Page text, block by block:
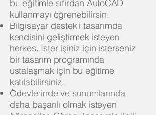
bu eğitimle sıfırdan AutoCAD
kullanmayı öğrenebilirsin.
Bilgisayar destekli tasarımda
kendisini geliştirmek isteyen
herkes. İster işiniz için isterseniz
bir tasarım programında
ustalaşmak için bu eğitime
katılabilirsiniz.
Ödevlerinde ve sunumlarında
daha başarılı olmak isteyen